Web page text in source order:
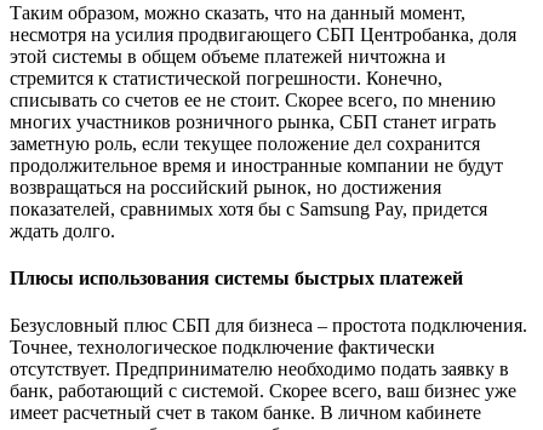
Таким образом, можно сказать, что на данный момент,
несмотря на усилия продвигающего СБП Центробанка, доля
этой системы в общем объеме платежей ничтожна и
стремится к статистической погрешности. Конечно,
списывать со счетов ее не стоит. Скорее всего, по мнению
многих участников розничного рынка, СБП станет играть
заметную роль, если текущее положение дел сохранится
продолжительное время и иностранные компании не будут
возвращаться на российский рынок, но достижения
показателей, сравнимых хотя бы с Samsung Pay, придется
ждать долго.
Плюсы использования системы быстрых платежей
Безусловный плюс СБП для бизнеса – простота подключения.
Точнее, технологическое подключение фактически
отсутствует. Предпринимателю необходимо подать заявку в
банк, работающий с системой. Скорее всего, ваш бизнес уже
имеет расчетный счет в таком банке. В личном кабинете